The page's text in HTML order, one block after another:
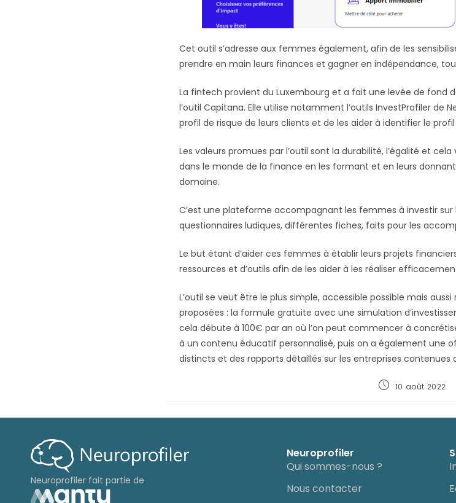
Cet outil s’adresse aux femmes également, afin de les
prendre en main leurs finances et gagner en indépendance,
La fintech provient du Luxembourg et a fait une levée de fond
l’outil Capitana. Elle utilise notamment l’outils InvestProfiler de
profil de risque de leurs clients et de les aider à identifier le
Les valeurs promues par l’outil sont la durabilité, l’égalité et
dans le monde de la finance en les formant et en leurs
domaine.
C’est une plateforme accompagnant les femmes à investir
questionnaires ludiques, différentes fiches, faits pour les
Le but étant d’aider ces femmes à établir leurs projets
ressources et d’outils afin de les aider à les réaliser
L’outil se veut être le plus simple, accessible possible mais
proposées : la formule gratuite avec une simulation
cela débute à 100€ par an où l’on peut commencer à
à un contenu éducatif personnalisé, puis on a également une
distincts et des rapports détaillés sur les entreprises contenues
10 août 2022
Neuroprofiler fait partie de
Neuroprofiler
Qui sommes-nous ?
Nous contacter